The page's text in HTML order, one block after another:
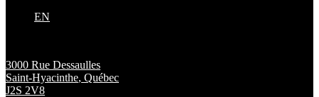
EN
3000 Rue Dessaulles
Saint-Hyacinthe, Québec
J2S 2V8